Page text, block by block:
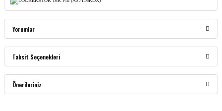
Yorumlar
Bu ürüne ilk yorumu siz yapın!
Taksit Seçenekleri
Önerileriniz